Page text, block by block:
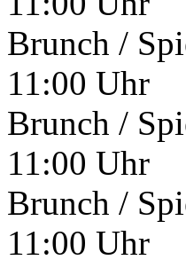
Brunch /
11:00 Uhr
Brunch /
11:00 Uhr
Brunch /
11:00 Uhr